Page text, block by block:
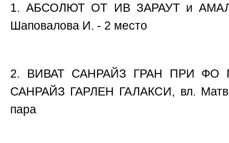
1. АБСОЛЮТ ОТ ИВ ЗАРАУТ и
Шаповалова И. - 2 место
2. ВИВАТ САНРАЙЗ ГРАН ПРИ ФО
САНРАЙЗ ГАРЛЕН ГАЛАКСИ, вл.
пара